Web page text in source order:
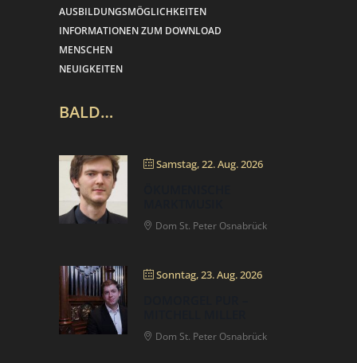
AUSBILDUNGSMÖGLICHKEITEN
INFORMATIONEN ZUM DOWNLOAD
MENSCHEN
NEUIGKEITEN
BALD…
Samstag, 22. Aug. 2026
Dom St. Peter Osnabrück
Sonntag, 23. Aug. 2026
Dom St. Peter Osnabrück